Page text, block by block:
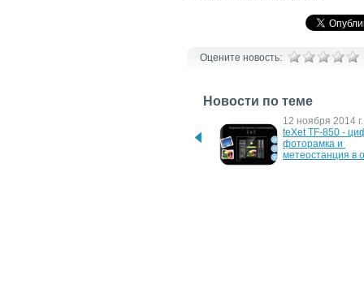
Оцените новость:
Новости по теме
фоторамок teXet TF-838 и
12 ноября 2014 г.
teXet TF-850 -
фоторамка и
метеостанция в